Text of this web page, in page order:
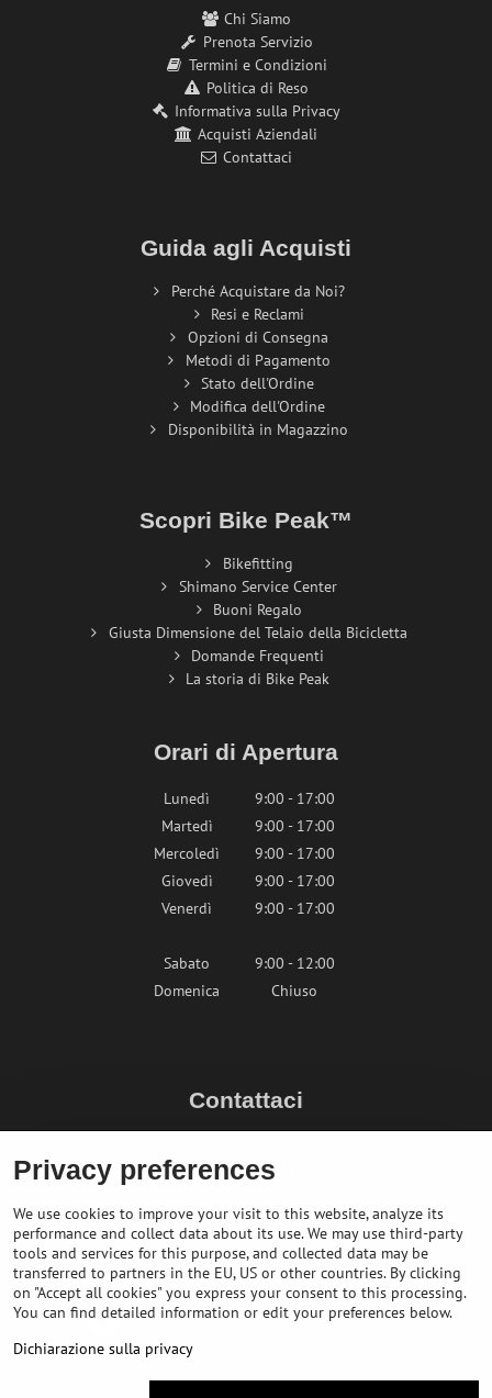
Chi Siamo
Prenota Servizio
Termini e Condizioni
Politica di Reso
Informativa sulla Privacy
Acquisti Aziendali
Contattaci
Guida agli Acquisti
Perché Acquistare da Noi?
Resi e Reclami
Opzioni di Consegna
Metodi di Pagamento
Stato dell'Ordine
Modifica dell'Ordine
Disponibilità in Magazzino
Scopri Bike Peak™
Bikefitting
Shimano Service Center
Buoni Regalo
Giusta Dimensione del Telaio della Bicicletta
Domande Frequenti
La storia di Bike Peak
Orari di Apertura
Lunedì
9:00 - 17:00
Martedì
9:00 - 17:00
Mercoledì
9:00 - 17:00
Giovedì
9:00 - 17:00
Venerdì
9:00 - 17:00
Sabato
9:00 - 12:00
Domenica
Chiuso
Contattaci
+436764858804 (AT)
Privacy preferences
We use cookies to improve your visit to this website, analyze its
performance and collect data about its use. We may use third-party
tools and services for this purpose, and collected data may be
transferred to partners in the EU, US or other countries. By clicking
on "Accept all cookies" you express your consent to this processing.
You can find detailed information or edit your preferences below.
Dichiarazione sulla privacy